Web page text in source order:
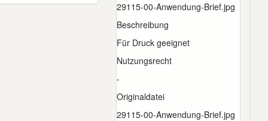
29115-00-Anwendung-Brief.jpg
Beschreibung
Für Druck geeignet
Nutzungsrecht
-
Originaldatei
29115-00-Anwendung-Brief.jpg